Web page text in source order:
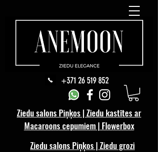
+371 26 519 852
Ziedu salons Piņķos | Ziedu kastītes ar
Macaroons cepumiem | Flowerbox
Ziedu salons Piņķos | Ziedu grozi